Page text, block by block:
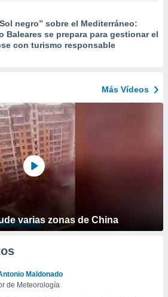
negro” sobre el Mediterráneo:
Baleares se prepara para gestionar el
con turismo responsable
Más Vídeos
varias zonas de China
Maldonado
de Meteorología